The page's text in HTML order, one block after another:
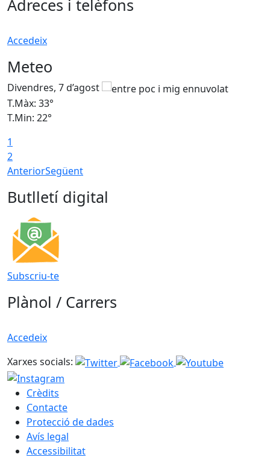
Adreces i telèfons
Accedeix
Meteo
Divendres, 7 d’agost
T.Màx: 33°
T.Min: 22°
1
2
AnteriorSegüent
Butlletí digital
Subscriu-te
Plànol / Carrers
Accedeix
Xarxes socials:
Crèdits
Contacte
Protecció de dades
Avís legal
Accessibilitat